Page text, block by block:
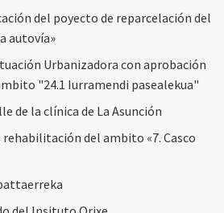
del poyecto de reparcelación del
autovía»
Urbanizadora con aprobación
"24.1 Iurramendi pasealekua"
de la clínica de La Asunción
rehabilitación del ambito «7. Casco